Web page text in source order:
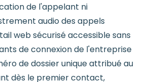
de l'appelant ni
audio des appels
web sécurisé accessible sans
de connexion de l'entreprise
de dossier unique attribué au
dès le premier contact,